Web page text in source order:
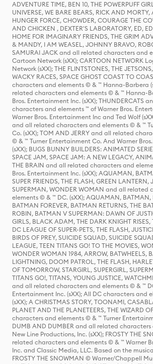
ADVENTURE TIME, BEN 10, THE POWERPUFF
UNIVERSE, WE BARE BEARS, RICK AND MORTY,
HUNGER FORCE, CHOWDER, COURAGE THE
AND CHICKEN , DEXTER'S LABORATORY, ED,
HOME FOR IMAGINARY FRIENDS, THE GRIM
& MANDY, I AM WEASEL, JOHNNY BRAVO,
SAMURAI JACK and all related characters and
Cartoon Network (sXX); CARTOON NETWORK
Network (sXX); THE FLINTSTONES, THE
WACKY RACES, SPACE GHOST COAST TO
characters and elements © & ™ Hanna-Barbera
related characters and elements © & ™ Hanna-
Bros. Entertainment Inc. (sXX); THUNDERCATS
characters and elements ™ of Warner Bros.
Warner Bros. Entertainment Inc and Ted Wolf
and all related characters and elements © & ™
Co. (sXX); TOM AND JERRY and all related
© & ™ Turner Entertainment Co. And Warner
(sXX); BUGS BUNNY BUILDERS: ANIMATED
SPACE JAM, SPACE JAM: A NEW LEGACY,
THE BRAIN and all related characters and
Bros. Entertainment Inc. (sXX); AQUAMAN,
SUPER FRIENDS, THE FLASH, GREEN LANTERN,
SUPERMAN, WONDER WOMAN and all related
elements © & ™ DC. (sXX); AQUAMAN, BATMAN,
BATMAN FOREVER, BATMAN RETURNS, THE
ROBIN, BATMAN V SUPERMAN: DAWN OF
GIRLS, BLACK ADAM, THE DARK KNIGHT RISES,
DC LEAGUE OF SUPER-PETS, THE FLASH,
BIRDS OF PREY, SUICIDE SQUAD, SUICIDE
LEAGUE, TEEN TITANS GO! TO THE MOVIES,
WONDER WOMAN 1984, ARROW, BATWHEELS,
LIGHTNING, DOOM PATROL, THE FLASH,
OF TOMORROW, STARGIRL, SUPERGIRL,
TITANS GO!, TITANS, YOUNG JUSTICE,
and all related characters and elements © & ™
Entertainment Inc. (sXX); All DC characters and
(sXX); A CHRISTMAS STORY, TOONAMI,
PLANET AND THE PLANETEERS, THE WIZARD
characters and elements © & ™ Turner
DUMB AND DUMBER and all related
New Line Productions, Inc. (sXX); FROSTY THE
related characters and elements © & ™ Warner
Inc. and Classic Media, LLC. Based on the
FROSTY THE SNOWMAN © Warner/Chappell